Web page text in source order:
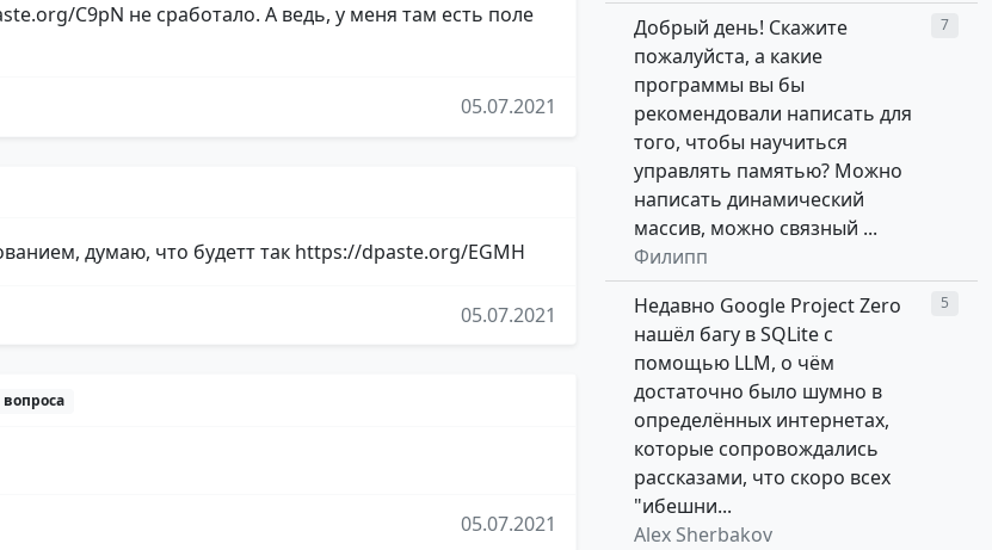
C9pN не сработало. А ведь, у меня там есть поле
05.07.2021
думаю, что будетт так https://dpaste.org/EGMH
05.07.2021
05.07.2021
Добрый день! Скажите
пожалуйста, а какие
программы вы бы
рекомендовали написать для
того, чтобы научиться
управлять памятью? Можно
написать динамический
массив, можно связный ...
Филипп
7
Недавно Google Project Zero
нашёл багу в SQLite с
помощью LLM, о чём
достаточно было шумно в
определённых интернетах,
которые сопровождались
рассказами, что скоро всех
"ибешни...
Alex Sherbakov
5